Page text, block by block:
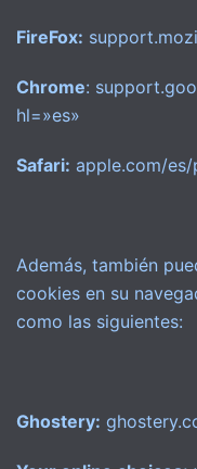
FireFox:
Chrome:
hl=»es»
Safari: apple.com/
Además, también
cookies en su
como las siguientes:
Ghostery: